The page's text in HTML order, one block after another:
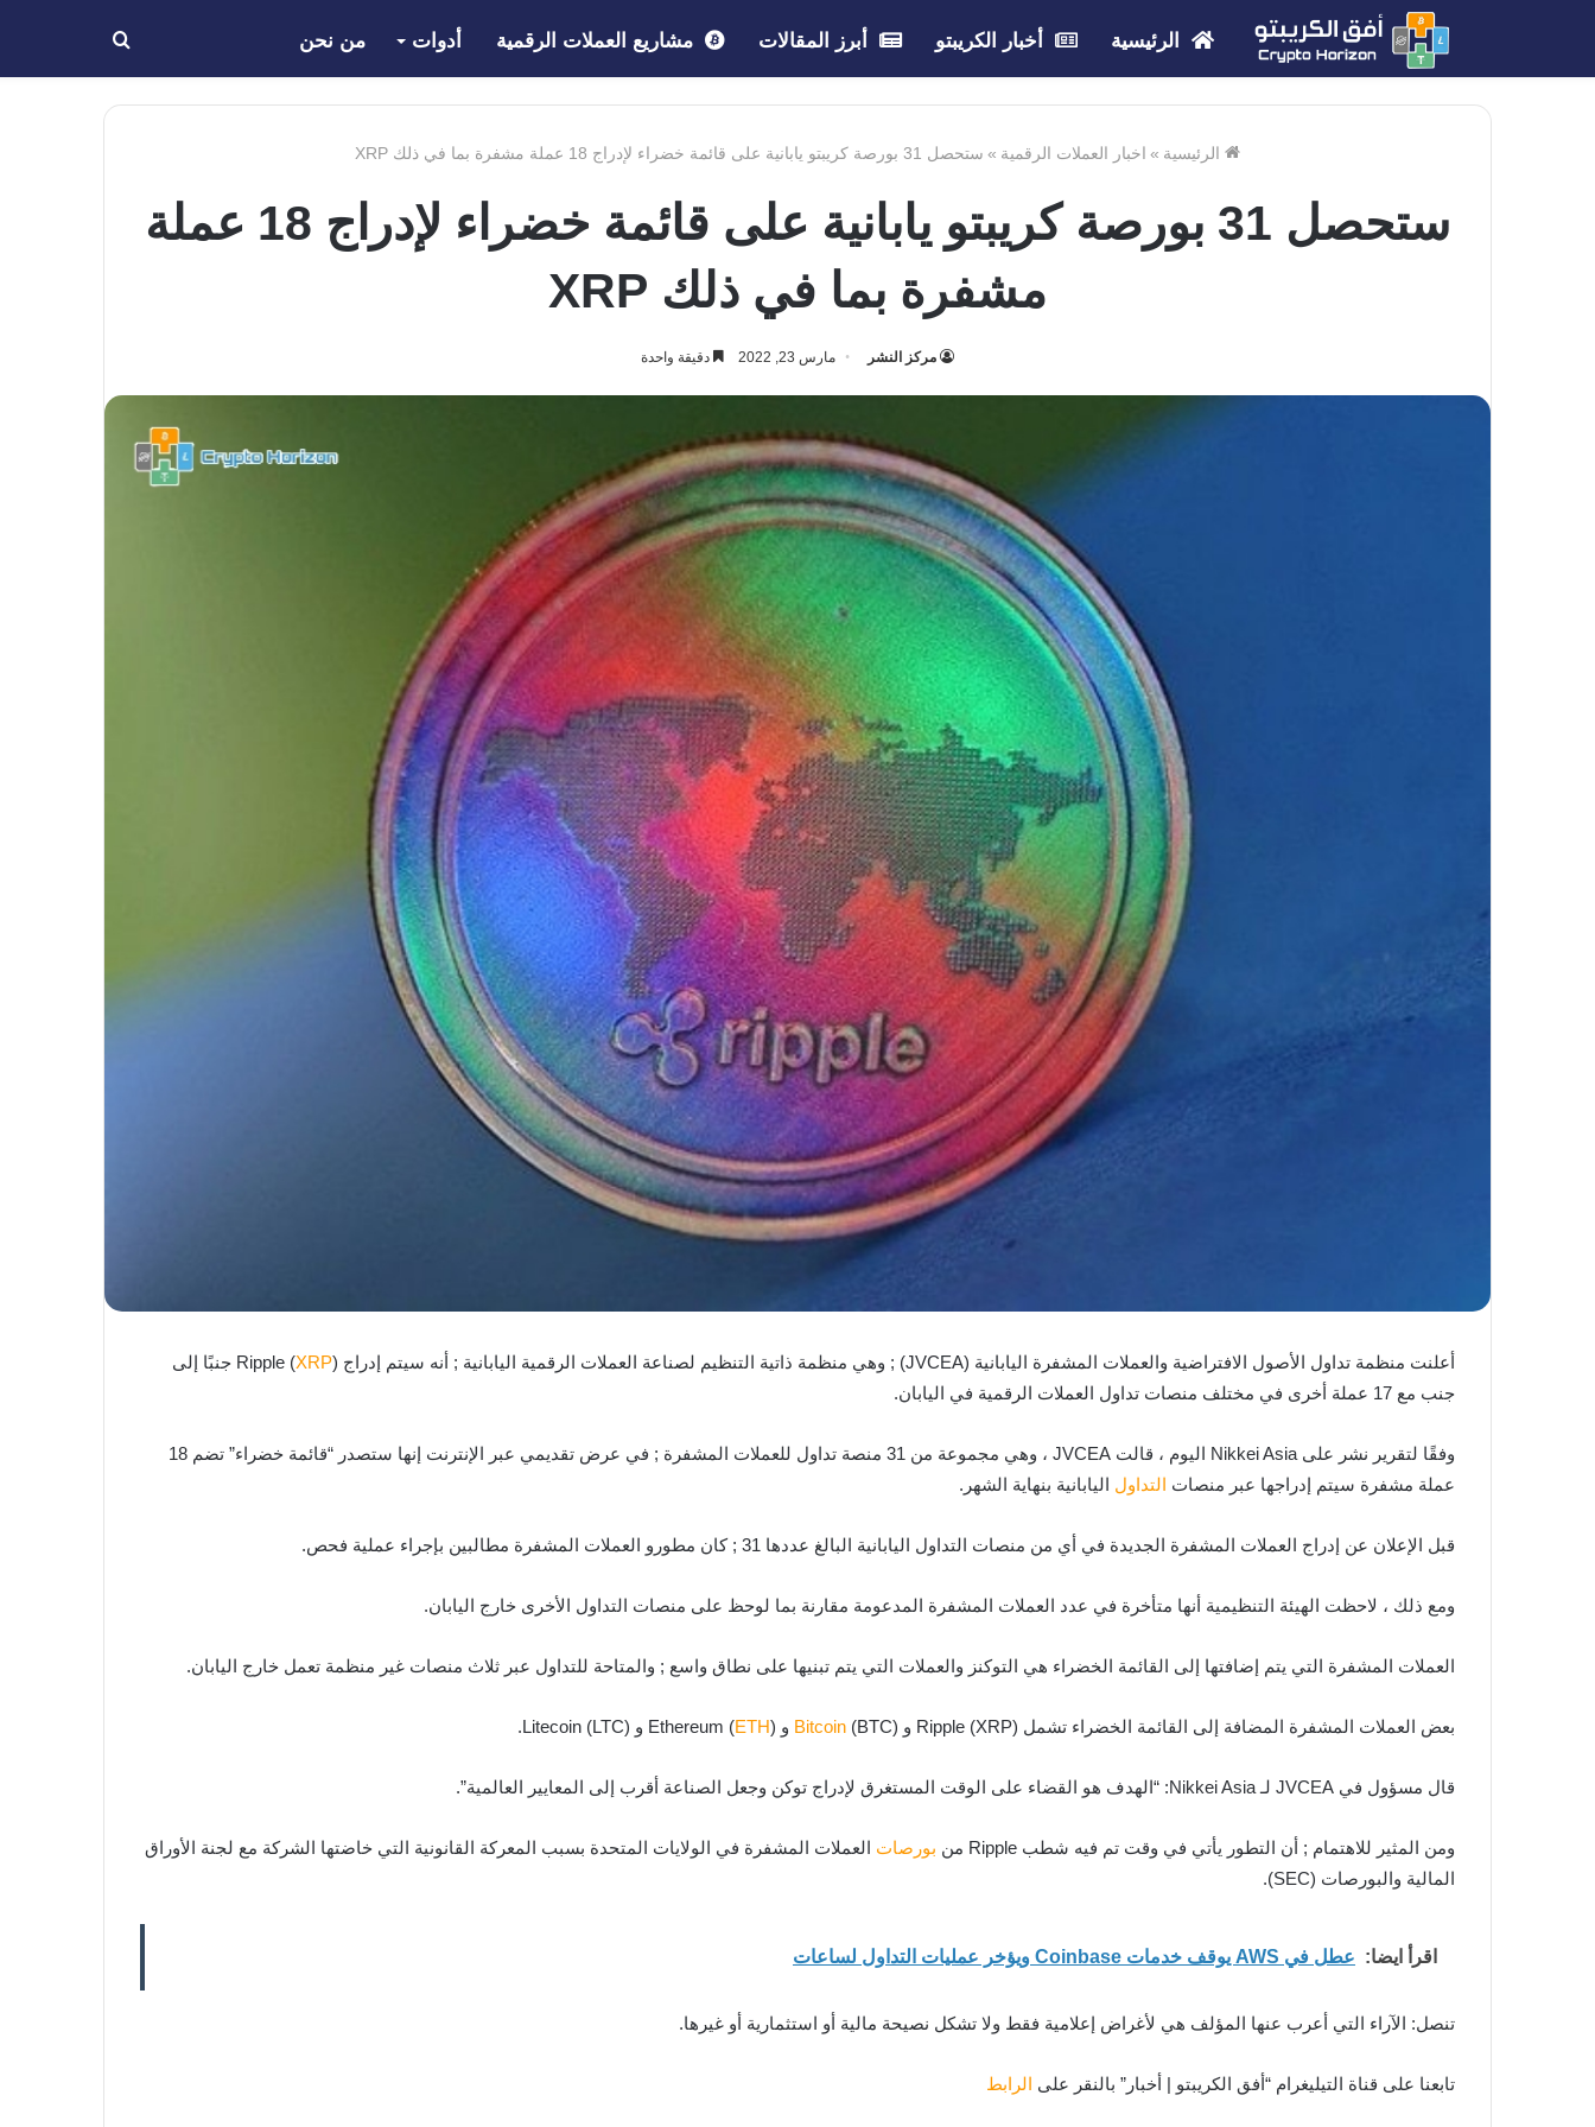
الرئيسية أخبار الكريبتو أبرز المقالات مشاريع العملات الرقمية أدوات من نحن بحث
عن
الرئيسية » اخبار العملات الرقمية » ستحصل 31 بورصة كريبتو يابانية على قائمة خضراء لإدراج 18 عملة مشفرة بما في ذلك XRP
ستحصل 31 بورصة كريبتو يابانية على قائمة خضراء لإدراج 18 عملة
مشفرة بما في ذلك XRP
مركز النشر مارس 23, 2022 دقيقة واحدة
أعلنت منظمة تداول الأصول الافتراضية والعملات المشفرة اليابانية (JVCEA) ; وهي منظمة ذاتية التنظيم لصناعة العملات الرقمية اليابانية ; أنه سيتم إدراج Ripple ( XRP
) جنبًا إلى
جنب مع 17 عملة أخرى في مختلف منصات تداول العملات الرقمية في اليابان.
وفقًا لتقرير نشر على Nikkei Asia اليوم ، قالت JVCEA ، وهي مجموعة من 31 منصة تداول للعملات المشفرة ; في عرض تقديمي عبر الإنترنت إنها ستصدر “قائمة خضراء” تضم 18
عملة مشفرة سيتم إدراجها عبر منصات التداول اليابانية بنهاية الشهر.
قبل الإعلان عن إدراج العملات المشفرة الجديدة في أي من منصات التداول اليابانية البالغ عددها 31 ; كان مطورو العملات المشفرة مطالبين بإجراء عملية فحص.
ومع ذلك ، لاحظت الهيئة التنظيمية أنها متأخرة في عدد العملات المشفرة المدعومة مقارنة بما لوحظ على منصات التداول الأخرى خارج اليابان.
العملات المشفرة التي يتم إضافتها إلى القائمة الخضراء هي التوكنز والعملات التي يتم تبنيها على نطاق واسع ; والمتاحة للتداول عبر ثلاث منصات غير منظمة تعمل خارج اليابان.
بعض العملات المشفرة المضافة إلى القائمة الخضراء تشمل Ripple (XRP) و Bitcoin (BTC) و Ethereum ( ETH) و Litecoin (LTC).
قال مسؤول في JVCEA لـ Nikkei Asia: “الهدف هو القضاء على الوقت المستغرق لإدراج توكن وجعل الصناعة أقرب إلى المعايير العالمية”.
ومن المثير للاهتمام ; أن التطور يأتي في وقت تم فيه شطب Ripple من بورصات العملات المشفرة في الولايات المتحدة بسبب المعركة القانونية التي خاضتها الشركة مع لجنة الأوراق
المالية والبورصات (SEC).
اقرأ ايضا: عطل في AWS يوقف خدمات Coinbase ويؤخر عمليات التداول لساعات
تنصل: الآراء التي أعرب عنها المؤلف هي لأغراض إعلامية فقط ولا تشكل نصيحة مالية أو استثمارية أو غيرها.
تابعنا على قناة التيليغرام “أفق الكريبتو | أخبار” بالنقر على الرابط